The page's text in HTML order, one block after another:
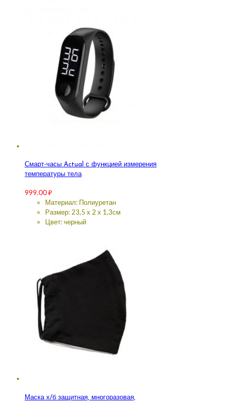
Смарт-часы Actual с функцией измерения
температуры тела
999.00₽
Материал: Полиуретан
Размер: 23,5 х 2 х 1,3см
Цвет: черный
Маска х/б защитная, многоразовая,